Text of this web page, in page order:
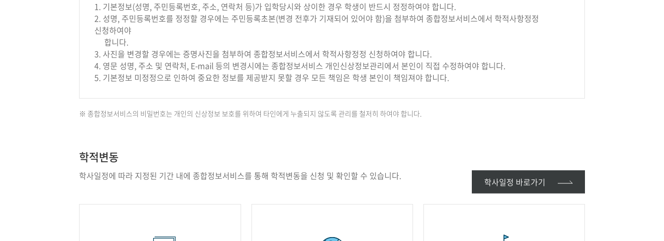
1. 기본정보(성명, 주민등록번호, 주소, 연락처 등)가 입학당시와 상이한 경우 학생이 반드시 정정하여야 합니다.
2. 성명, 주민등록번호를 정정할 경우에는 주민등록초본(변경 전후가 기재되어 있어야 함)을 첨부하여 종합정보서비스에서 학적사항정정
신청하여야
합니다.
3. 사진을 변경할 경우에는 증명사진을 첨부하여 종합정보서비스에서 학적사항정정 신청하여야 합니다.
4. 영문 성명, 주소 및 연락처, E-mail 등의 변경시에는 종합정보서비스 개인신상정보관리에서 본인이 직접 수정하여야 합니다.
5. 기본정보 미정정으로 인하여 중요한 정보를 제공받지 못할 경우 모든 책임은 학생 본인이 책임져야 합니다.
※ 종합정보서비스의 비밀번호는 개인의 신상정보 보호를 위하여 타인에게 누출되지 않도록 관리를 철저히 하여야 합니다.
학적변동
학사일정에 따라 지정된 기간 내에 종합정보서비스를 통해 학적변동을 신청 및 확인할 수 있습니다.
학사일정 바로가기